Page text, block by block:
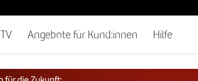
TV Angebote für Kund:innen Hilfe